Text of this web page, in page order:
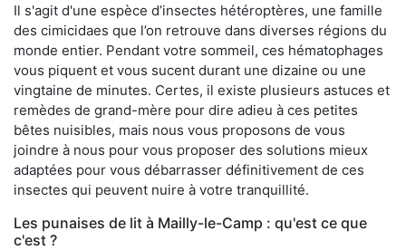
Il s'agit d'une espèce d’insectes hétéroptères, une famille
des cimicidaes que l’on retrouve dans diverses régions du
monde entier. Pendant votre sommeil, ces hématophages
vous piquent et vous sucent durant une dizaine ou une
vingtaine de minutes. Certes, il existe plusieurs astuces et
remèdes de grand-mère pour dire adieu à ces petites
bêtes nuisibles, mais nous vous proposons de vous
joindre à nous pour vous proposer des solutions mieux
adaptées pour vous débarrasser définitivement de ces
insectes qui peuvent nuire à votre tranquillité.
Les punaises de lit à Mailly-le-Camp : qu'est ce que
c'est ?